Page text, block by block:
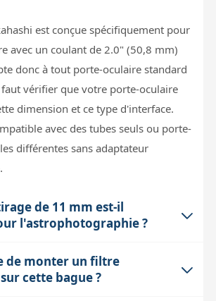
est conçue spécifiquement pour
avec un coulant de 2.0" (50,8 mm)
donc à tout porte-oculaire standard
vérifier que votre porte-oculaire
dimension et ce type d'interface.
avec des tubes seuls ou porte-
différentes sans adaptateur
de 11 mm est-il
l'astrophotographie ?
à la distance entre la surface de
focal effectif de votre instrument. Ici,
de monter un filtre
cette bague ?